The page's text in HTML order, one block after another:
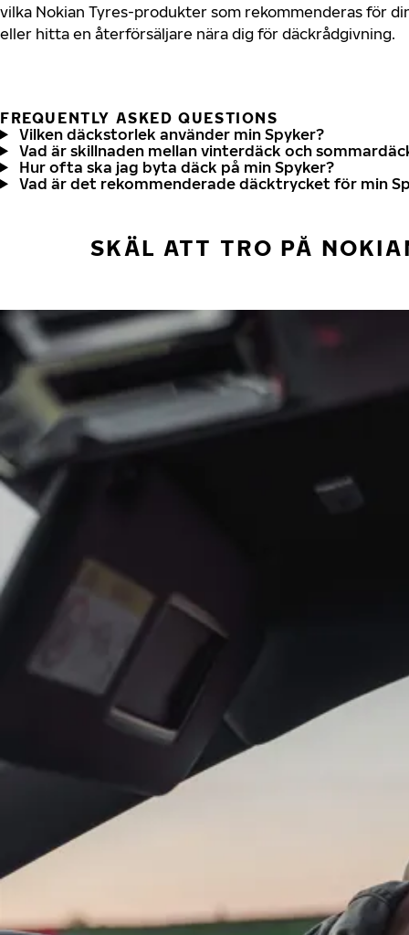
vilka Nokian Tyres-produkter som rekommenderas för
eller hitta en återförsäljare nära dig för däckrådgivning.
FREQUENTLY ASKED QUESTIONS
Vilken däckstorlek använder min Spyker?
Vad är skillnaden mellan vinterdäck och
Hur ofta ska jag byta däck på min Spyker?
Vad är det rekommenderade däcktrycket för min
SKÄL ATT TRO PÅ